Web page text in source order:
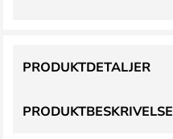
PRODUKTBESKRIVELSE
PRODUKTDETALJER